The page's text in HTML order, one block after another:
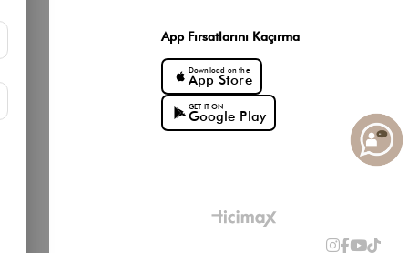
App Fırsatlarını Kaçırma
Download on the
App Store
GET IT ON
Google Play